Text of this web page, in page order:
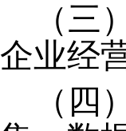
（三）
企业经
（四）